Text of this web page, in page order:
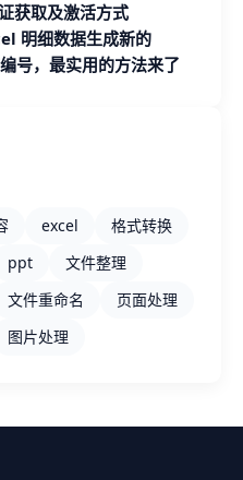
获取及激活方式
明细数据生成新的
号，最实用的方法来了
excel
格式转换
ppt
文件整理
文件重命名
页面处理
图片处理